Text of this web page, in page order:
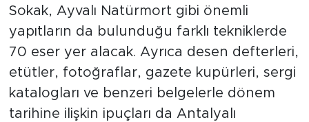
Sokak, Ayvalı Natürmort gibi önemli
yapıtların da bulunduğu farklı tekniklerde
70 eser yer alacak. Ayrıca desen defterleri,
etütler, fotoğraflar, gazete kupürleri, sergi
katalogları ve benzeri belgelerle dönem
tarihine ilişkin ipuçları da Antalyalı